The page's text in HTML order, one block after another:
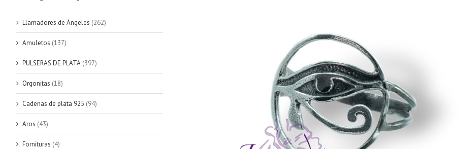
Llamadores de Ángeles (262)
Amuletos (137)
PULSERAS DE PLATA (397)
Orgonitas (18)
Cadenas de plata 925 (94)
Aros (43)
Fornituras (4)